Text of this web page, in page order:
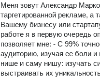
Меня зовут Александр
таргетированной рекламе,
Вашему бизнесу или
работе я в первую очередь
позволяет мне: - С 99%
аудиторию, изучая ее боли и
нише и саму нишу: изучать
выстраивать их